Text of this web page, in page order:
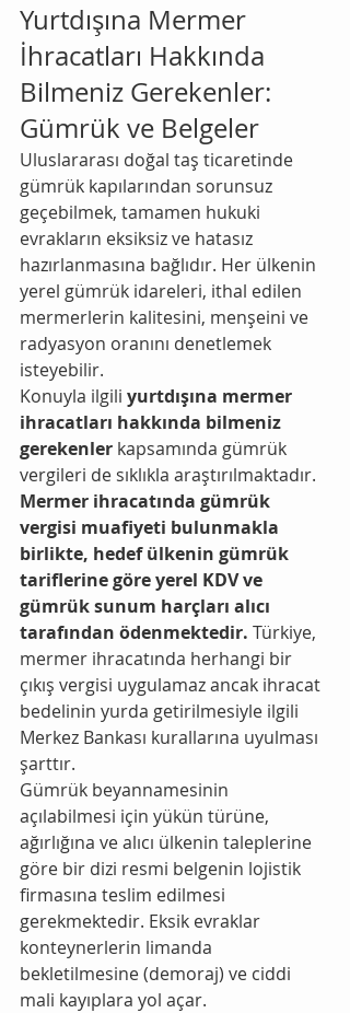
Yurtdışına Mermer
İhracatları Hakkında
Bilmeniz Gerekenler:
Gümrük ve Belgeler
Uluslararası doğal taş ticaretinde
gümrük kapılarından sorunsuz
geçebilmek, tamamen hukuki
evrakların eksiksiz ve hatasız
hazırlanmasına bağlıdır. Her ülkenin
yerel gümrük idareleri, ithal edilen
mermerlerin kalitesini, menşeini ve
radyasyon oranını denetlemek
isteyebilir.
Konuyla ilgili yurtdışına mermer
ihracatları hakkında bilmeniz
gerekenler kapsamında gümrük
vergileri de sıklıkla araştırılmaktadır.
Mermer ihracatında gümrük
vergisi muafiyeti bulunmakla
birlikte, hedef ülkenin gümrük
tariflerine göre yerel KDV ve
gümrük sunum harçları alıcı
tarafından ödenmektedir. Türkiye,
mermer ihracatında herhangi bir
çıkış vergisi uygulamaz ancak ihracat
bedelinin yurda getirilmesiyle ilgili
Merkez Bankası kurallarına uyulması
şarttır.
Gümrük beyannamesinin
açılabilmesi için yükün türüne,
ağırlığına ve alıcı ülkenin taleplerine
göre bir dizi resmi belgenin lojistik
firmasına teslim edilmesi
gerekmektedir. Eksik evraklar
konteynerlerin limanda
bekletilmesine (demoraj) ve ciddi
mali kayıplara yol açar.